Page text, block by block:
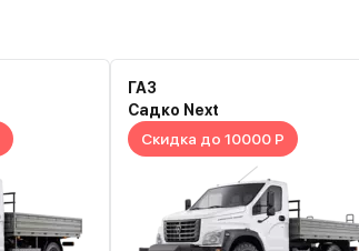
ГАЗ
Садко Next
Скидка до 10000 Р